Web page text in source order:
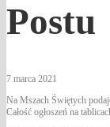
Postu
7 marca 2021
Na Mszach Świętych
Całość ogłoszeń na